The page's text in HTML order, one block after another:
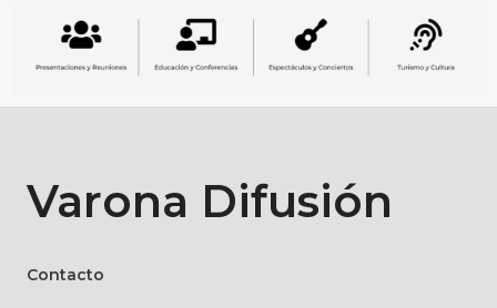
Varona Difusión
Contacto